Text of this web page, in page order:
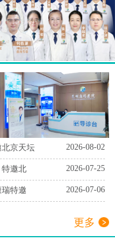
京天坛 2026-08-02
特邀北 2026-07-25
特邀 2026-07-06
更多